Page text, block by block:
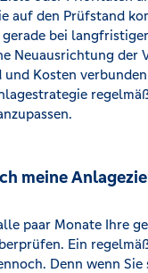
auf den Prüfstand
bei
Neuausrichtung der
Kosten
meine
paar Monate Ihre
Ein
Denn wenn